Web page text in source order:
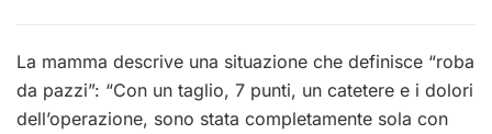
La mamma descrive una situazione che definisce “roba
da pazzi”: “Con un taglio, 7 punti, un catetere e i dolori
dell’operazione, sono stata completamente sola con